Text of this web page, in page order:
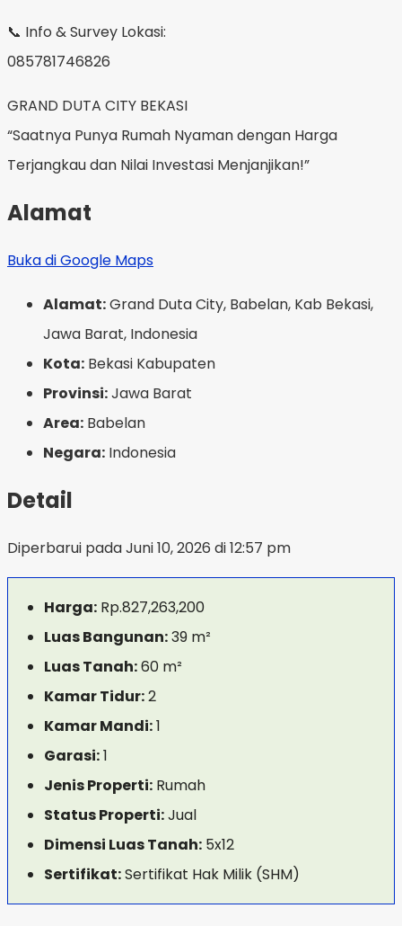
📞 Info & Survey Lokasi:
085781746826
GRAND DUTA CITY BEKASI
“Saatnya Punya Rumah Nyaman dengan Harga
Terjangkau dan Nilai Investasi Menjanjikan!”
Alamat
Buka di Google Maps
Alamat:Grand Duta City, Babelan, Kab Bekasi,
Jawa Barat, Indonesia
Kota: Bekasi Kabupaten
Provinsi:Jawa Barat
Area: Babelan
Negara: Indonesia
Detail
Diperbarui pada Juni 10, 2026 di 12:57 pm
Harga: Rp.827,263,200
Luas Bangunan:39 m²
Luas Tanah:60 m²
Kamar Tidur:2
Kamar Mandi:1
Garasi:1
Jenis Properti: Rumah
Status Properti:Jual
Dimensi Luas Tanah: 5x12
Sertifikat:Sertifikat Hak Milik (SHM)